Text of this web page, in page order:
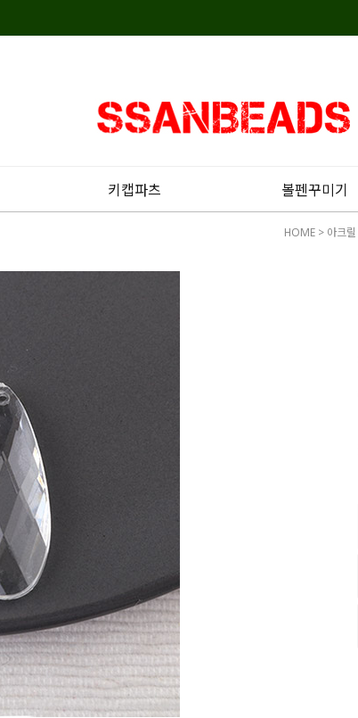
키캡파츠 볼펜꾸미기
HOME > 아크릴